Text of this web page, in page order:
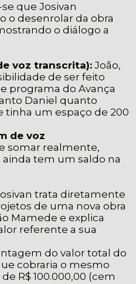
que Josivan
o desenrolar da obra
o diálogo a
voz transcrita): João,
de ser feito
programa do Avança
Daniel quanto
tinha um espaço de 200
de voz
somar realmente,
tem um saldo na
trata diretamente
de uma nova obra
Mamede e explica
referente a sua
do valor total do
cobraria o mesmo
R$ 100.000,00 (cem